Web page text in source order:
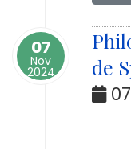
07
Nov
2024
de